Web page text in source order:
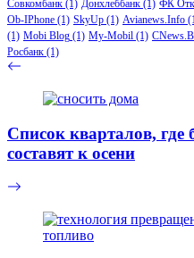
Совкомбанк (1) Донхлеббанк (1) ФК
Ob-IPhone (1) SkyUp (1) Avianews.Info
(1) Mobi Blog (1) My-Mobil (1)
Росбанк (1)
Список кварталов, где
составят к осени